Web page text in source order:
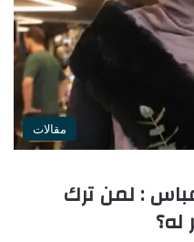
مقالات
: لمن ترك